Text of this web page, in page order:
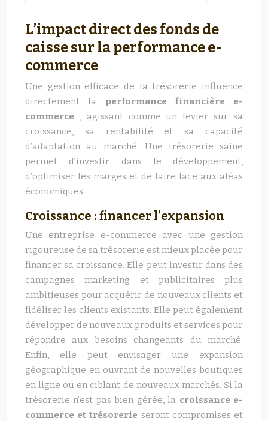
L’impact direct des fonds de
caisse sur la performance e-
commerce
Une gestion efficace de la trésorerie influence
directement la performance financière e-
commerce , agissant comme un levier sur sa
croissance, sa rentabilité et sa capacité
d’adaptation au marché. Une trésorerie saine
permet d’investir dans le développement,
d’optimiser les marges et de faire face aux aléas
économiques.
Croissance : financer l’expansion
Une entreprise e-commerce avec une gestion
rigoureuse de sa trésorerie est mieux placée pour
financer sa croissance. Elle peut investir dans des
campagnes marketing et publicitaires plus
ambitieuses pour acquérir de nouveaux clients et
fidéliser les clients existants. Elle peut également
développer de nouveaux produits et services pour
répondre aux besoins changeants du marché.
Enfin, elle peut envisager une expansion
géographique en ouvrant de nouvelles boutiques
en ligne ou en ciblant de nouveaux marchés. Si la
trésorerie n’est pas bien gérée, la croissance e-
commerce et trésorerie seront compromises et